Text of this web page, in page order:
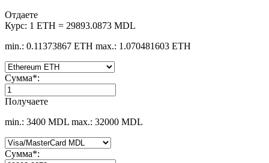
Отдаете
Курс: 1 ETH = 29893.0873 MDL
min.: 0.11373867 ETH max.: 1.070481603 ETH
Сумма*:
Получаете
min.: 3400 MDL max.: 32000 MDL
Сумма*: